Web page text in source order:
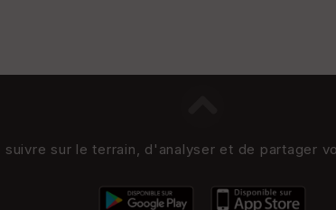
sur le terrain, d'analyser et de partager